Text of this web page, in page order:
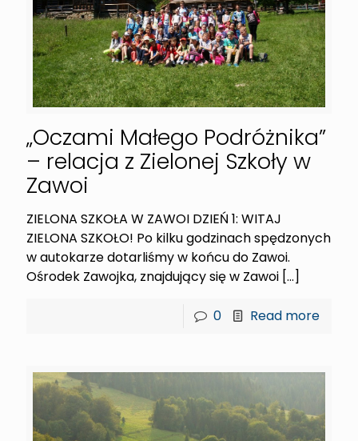
„Oczami Małego Podróżnika”
– relacja z Zielonej Szkoły w
Zawoi
ZIELONA SZKOŁA W ZAWOI DZIEŃ 1: WITAJ
ZIELONA SZKOŁO! Po kilku godzinach spędzonych
w autokarze dotarliśmy w końcu do Zawoi.
Ośrodek Zawojka, znajdujący się w Zawoi […]
0 Read more